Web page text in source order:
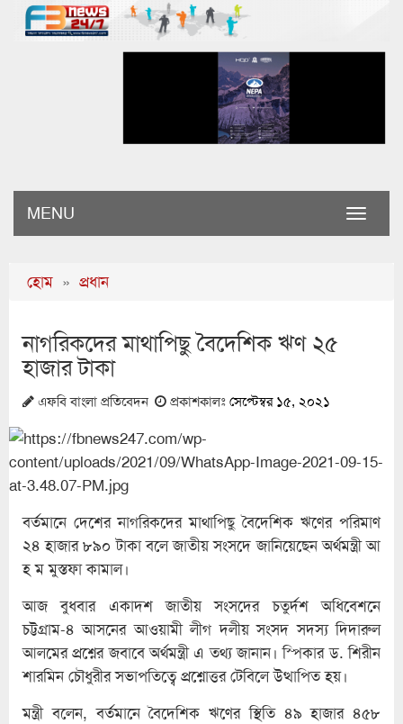
Toggle
MENU
হোম » প্রধান
নাগরিকদের মাথাপিছু বৈদেশিক ঋণ ২৫
হাজার টাকা
এফবি বাংলা প্রতিবেদন প্রকাশকালঃ সেপ্টেম্বর ১৫, ২০২১
বর্তমানে দেশের নাগরিকদের মাথাপিছু বৈদেশিক ঋণের পরিমাণ
২৪ হাজার ৮৯০ টাকা বলে জাতীয় সংসদে জানিয়েছেন অর্থমন্ত্রী আ
হ ম মুস্তফা কামাল।
আজ বুধবার একাদশ জাতীয় সংসদের চতুর্দশ অধিবেশনে
চট্টগ্রাম-৪ আসনের আওয়ামী লীগ দলীয় সংসদ সদস্য দিদারুল
আলমের প্রশ্নের জবাবে অর্থমন্ত্রী এ তথ্য জানান। স্পিকার ড. শিরীন
শারমিন চৌধুরীর সভাপতিত্বে প্রশ্নোত্তর টেবিলে উত্থাপিত হয়।
মন্ত্রী বলেন, বর্তমানে বৈদেশিক ঋণের স্থিতি ৪৯ হাজার ৪৫৮